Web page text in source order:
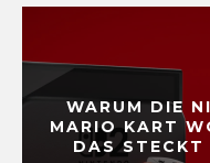
WARUM DIE
MARIO KART
DAS STECKT